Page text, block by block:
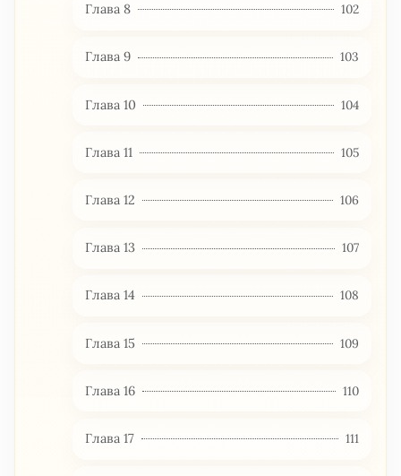
Глава 8 102
Глава 9 103
Глава 10 104
Глава 11 105
Глава 12 106
Глава 13 107
Глава 14 108
Глава 15 109
Глава 16 110
Глава 17 111